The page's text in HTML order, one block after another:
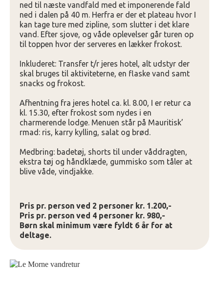
ned til næste vandfald med et imponerende fald
ned i dalen på 40 m. Herfra er der et plateau hvor I
kan tage ture med zipline, som slutter i det klare
vand. Efter sjove, og våde oplevelser går turen op
til toppen hvor der serveres en lækker frokost.
Inkluderet: Transfer t/r jeres hotel, alt udstyr der
skal bruges til aktiviteterne, en flaske vand samt
snacks og frokost.
Afhentning fra jeres hotel ca. kl. 8.00, I er retur ca
kl. 15.30, efter frokost som nydes i en
charmerende lodge. Menuen står på Mauritisk’
rmad: ris, karry kylling, salat og brød.
Medbring: badetøj, shorts til under våddragten,
ekstra tøj og håndklæde, gummisko som tåler at
blive våde, vindjakke.
Pris pr. person ved 2 personer kr. 1.200,-
Pris pr. person ved 4 personer kr. 980,-
Børn skal minimum være fyldt 6 år for at
deltage.